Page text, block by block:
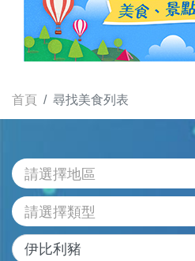
首頁 尋找美食列表
請選擇地區
請選擇類型